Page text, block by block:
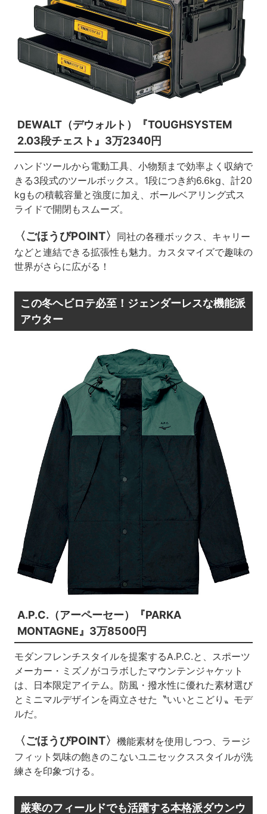
DEWALT（デウォルト）『TOUGHSYSTEM
2.03段チェスト』3万2340円
ハンドツールから電動工具、小物類まで効率よく収納で
きる3段式のツールボックス。1段につき約6.6kg、計20
kgもの積載容量と強度に加え、ボールベアリング式ス
ライドで開閉もスムーズ。
〈ごほうびPOINT〉 同社の各種ボックス、キャリー
などと連結できる拡張性も魅力。カスタマイズで趣味の
世界がさらに広がる！
この冬ヘビロテ必至！ジェンダーレスな機能派
アウター
A.P.C.（アーペーセー）『PARKA
MONTAGNE』3万8500円
モダンフレンチスタイルを提案するA.P.C.と、スポーツ
メーカー・ミズノがコラボしたマウンテンジャケット
は、日本限定アイテム。防風・撥水性に優れた素材選び
とミニマルデザインを両立させた〝いいとこどり〟モデ
ルだ。
〈ごほうびPOINT〉 機能素材を使用しつつ、ラージ
フィット気味の飽きのこないユニセックススタイルが洗
練さを印象づける。
厳寒のフィールドでも活躍する本格派ダウンウ